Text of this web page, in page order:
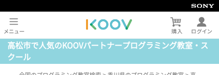
高松市で人気のKOOVパートナープログラミング教室・ス
クール